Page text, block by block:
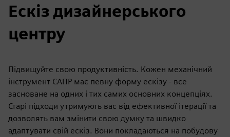
Ескіз дизайнерського
центру
Підвищуйте свою продуктивність. Кожен механічний
інструмент САПР має певну форму ескізу - все
засноване на одних і тих самих основних концепціях.
Старі підходи утримують вас від ефективної ітерації та
дозволять вам змінити свою думку та швидко
адаптувати свій ескіз. Вони покладаються на побудову